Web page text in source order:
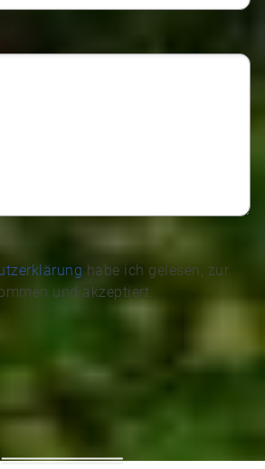
habe ich gelesen, zur
und akzeptiert.